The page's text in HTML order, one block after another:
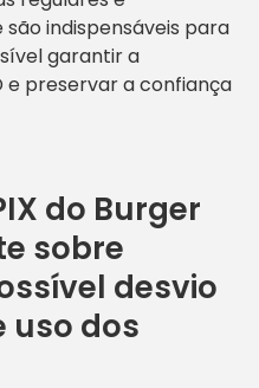
indispensáveis para
garantir a
e preservar a confiança
do Burger
sobre
desvio
uso dos